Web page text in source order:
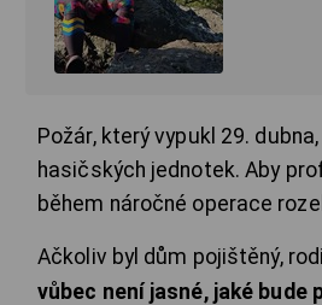
Požár, který vypukl 29.
hasičských jednotek. Aby
během náročné operace
Ačkoliv byl dům pojištěný,
vůbec není jasné, jaké